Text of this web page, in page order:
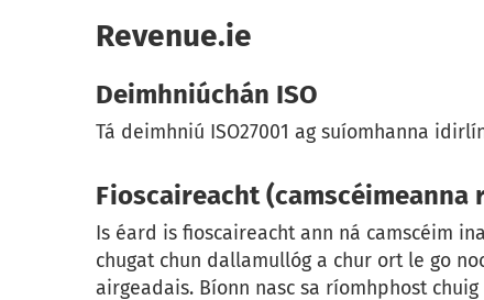
Revenue.ie
Deimhniúchán ISO
Tá deimhniú ISO27001 ag suíomhanna
Fioscaireacht (camscéimeanna
Is éard is fioscaireacht ann ná camscéim
chugat chun dallamullóg a chur ort le go
airgeadais. Bíonn nasc sa ríomhphost